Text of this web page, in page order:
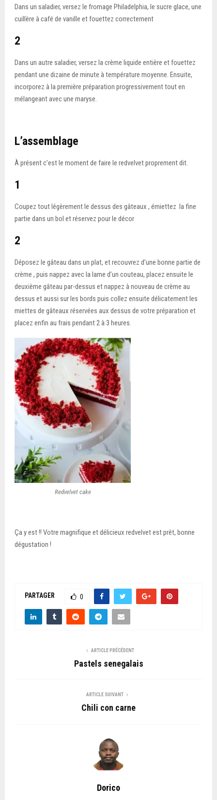
Dans un saladier, versez le fromage Philadelphia, le sucre glace, une
cuillère à café de vanille et fouettez correctement
2
Dans un autre saladier, versez la crème liquide entière et fouettez
pendant une dizaine de minute à température moyenne. Ensuite,
incorporez à la première préparation progressivement tout en
mélangeant avec une maryse.
L’assemblage
À présent c’est le moment de faire le redvelvet proprement dit.
1
Coupez tout légèrement le dessus des gâteaux , émiettez la fine
partie dans un bol et réservez pour le décor
2
Déposez le gâteau dans un plat, et recouvrez d’une bonne partie de
crème , puis nappez avec la lame d’un couteau, placez ensuite le
deuxième gâteau par-dessus et nappez à nouveau de crème au
dessus et aussi sur les bords puis collez ensuite délicatement les
miettes de gâteaux réservées aux dessus de votre préparation et
placez enfin au frais pendant 2 à 3 heures.
Redvelvet cake
Ça y est !! Votre magnifique et délicieux redvelvet est prêt, bonne
dégustation !
PARTAGER 0
ARTICLE PRÉCÉDENT
Pastels senegalais
ARTICLE SUIVANT
Chili con carne
Dorico